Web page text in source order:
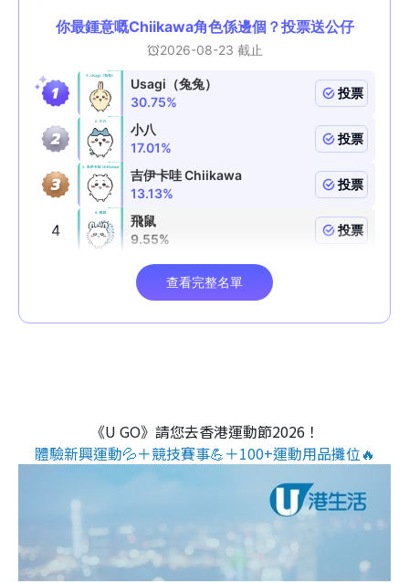
《U GO》請您去香港運動節2026！
體驗新興運動💦＋競技賽事💪＋100+運動用品攤位🔥